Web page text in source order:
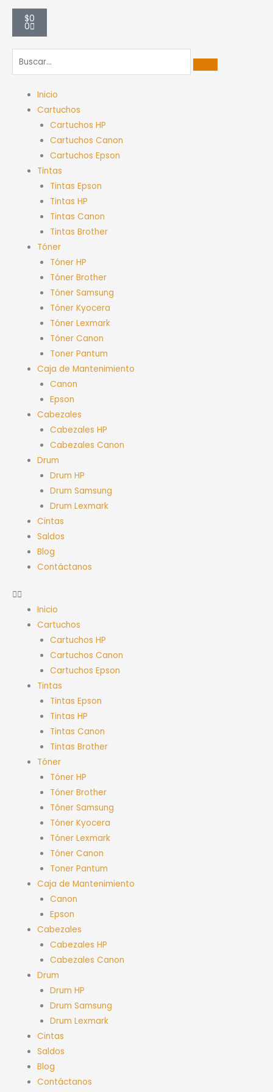
$0
0
Carrito
Inicio
Cartuchos
Cartuchos HP
Cartuchos Canon
Cartuchos Epson
Tintas
Tintas Epson
Tintas HP
Tintas Canon
Tintas Brother
Tóner
Tóner HP
Tóner Brother
Tóner Samsung
Tóner Kyocera
Tóner Lexmark
Tóner Canon
Toner Pantum
Caja de Mantenimiento
Canon
Epson
Cabezales
Cabezales HP
Cabezales Canon
Drum
Drum HP
Drum Samsung
Drum Lexmark
Cintas
Saldos
Blog
Contáctanos
Inicio
Cartuchos
Cartuchos HP
Cartuchos Canon
Cartuchos Epson
Tintas
Tintas Epson
Tintas HP
Tintas Canon
Tintas Brother
Tóner
Tóner HP
Tóner Brother
Tóner Samsung
Tóner Kyocera
Tóner Lexmark
Tóner Canon
Toner Pantum
Caja de Mantenimiento
Canon
Epson
Cabezales
Cabezales HP
Cabezales Canon
Drum
Drum HP
Drum Samsung
Drum Lexmark
Cintas
Saldos
Blog
Contáctanos